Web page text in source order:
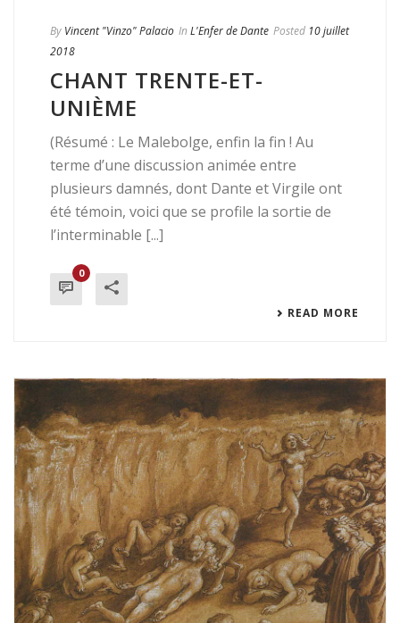
By Vincent "Vinzo" Palacio In L'Enfer de Dante Posted 10 juillet
2018
CHANT TRENTE-ET-
UNIÈME
(Résumé : Le Malebolge, enfin la fin ! Au
terme d’une discussion animée entre
plusieurs damnés, dont Dante et Virgile ont
été témoin, voici que se profile la sortie de
l’interminable [...]
0
READ MORE